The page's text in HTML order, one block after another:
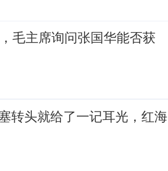
毛主席询问张国华能否获
转头就给了一记耳光，红海